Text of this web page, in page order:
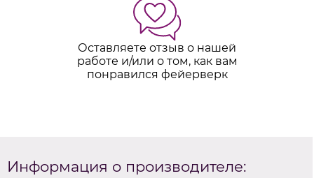
Оставляете отзыв о нашей
работе и/или о том, как вам
понравился фейерверк
Информация о производителе: